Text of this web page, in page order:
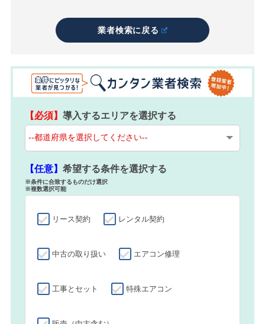
業者検索に戻る
【必須】導入するエリアを選択する
【任意】希望する条件を選択する
※条件に合致するものだけ選択
※複数選択可能
リース契約 レンタル契約
中古の取り扱い エアコン修理
工事とセット 特殊エアコン